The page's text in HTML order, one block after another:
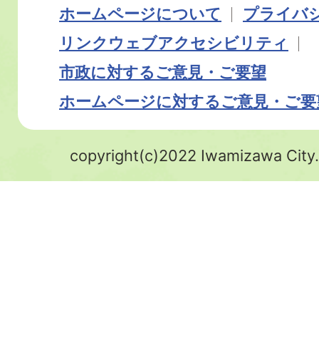
ホームページについて
プライバ
リンク ウェブアクセシビリティ
市政に対するご意見・ご要望
ホームページに対するご意見・ご
copyright(c)2022 Iwamizawa